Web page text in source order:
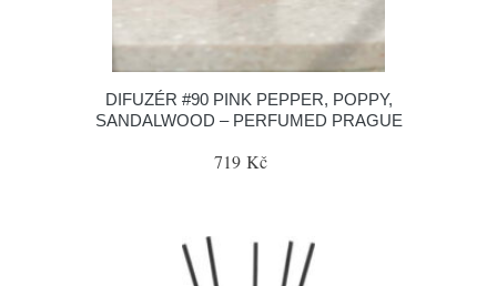
DIFUZÉR #90 PINK PEPPER, POPPY,
SANDALWOOD – PERFUMED PRAGUE
719 Kč